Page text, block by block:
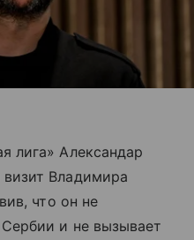
лига» Александар
Владимира
что он не
и не вызывает